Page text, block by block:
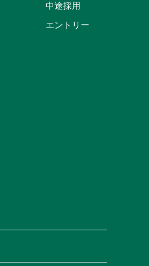
中途採用
エントリー